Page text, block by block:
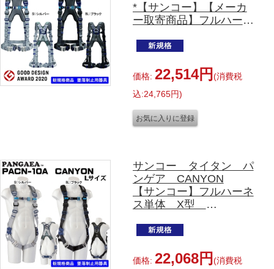
*【サンコー】【メーカ
ー取寄商品】フルハーネ
PAHN-10A LLサイズ
ク
価格: 22,514円 (消費税
込:24,765円)
サンコー タイタン パ
ンゲア CANYON
【サンコー】フルハーネ
ス単体 X型
SI:シルバー・BL:ブラッ
価格: 22,068円 (消費税